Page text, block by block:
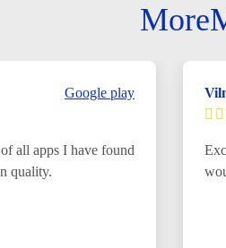
Google play
all apps I have found
quality.